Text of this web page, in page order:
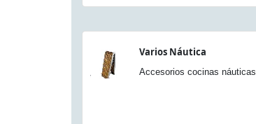
Varios Náutica
Accesorios cocinas náuticas